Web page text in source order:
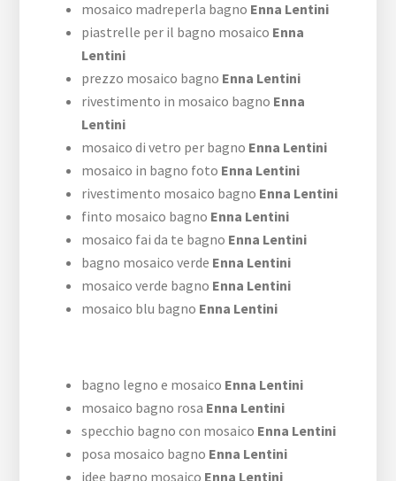
mosaico madreperla bagno Enna Lentini
piastrelle per il bagno mosaico Enna
Lentini
prezzo mosaico bagno Enna Lentini
rivestimento in mosaico bagno Enna
Lentini
mosaico di vetro per bagno Enna Lentini
mosaico in bagno foto Enna Lentini
rivestimento mosaico bagno Enna Lentini
finto mosaico bagno Enna Lentini
mosaico fai da te bagno Enna Lentini
bagno mosaico verde Enna Lentini
mosaico verde bagno Enna Lentini
mosaico blu bagno Enna Lentini
bagno legno e mosaico Enna Lentini
mosaico bagno rosa Enna Lentini
specchio bagno con mosaico Enna Lentini
posa mosaico bagno Enna Lentini
idee bagno mosaico Enna Lentini